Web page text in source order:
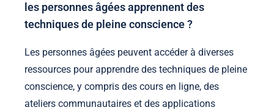
les personnes âgées apprennent des
techniques de pleine conscience ?
Les personnes âgées peuvent accéder à diverses
ressources pour apprendre des techniques de pleine
conscience, y compris des cours en ligne, des
ateliers communautaires et des applications